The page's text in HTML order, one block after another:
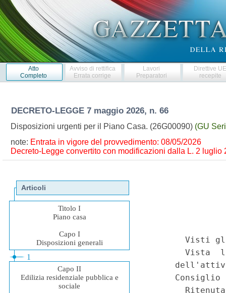
Atto
Completo
Avviso di rettifica
Errata corrige
Lavori
Preparatori
Direttive
recepite
DECRETO-LEGGE 7 maggio 2026, n. 66
Disposizioni urgenti per il Piano Casa. (26G00090) (GU
note: Entrata in vigore del provvedimento: 08/05/2026
Decreto-Legge convertito con modificazioni dalla L. 2 luglio